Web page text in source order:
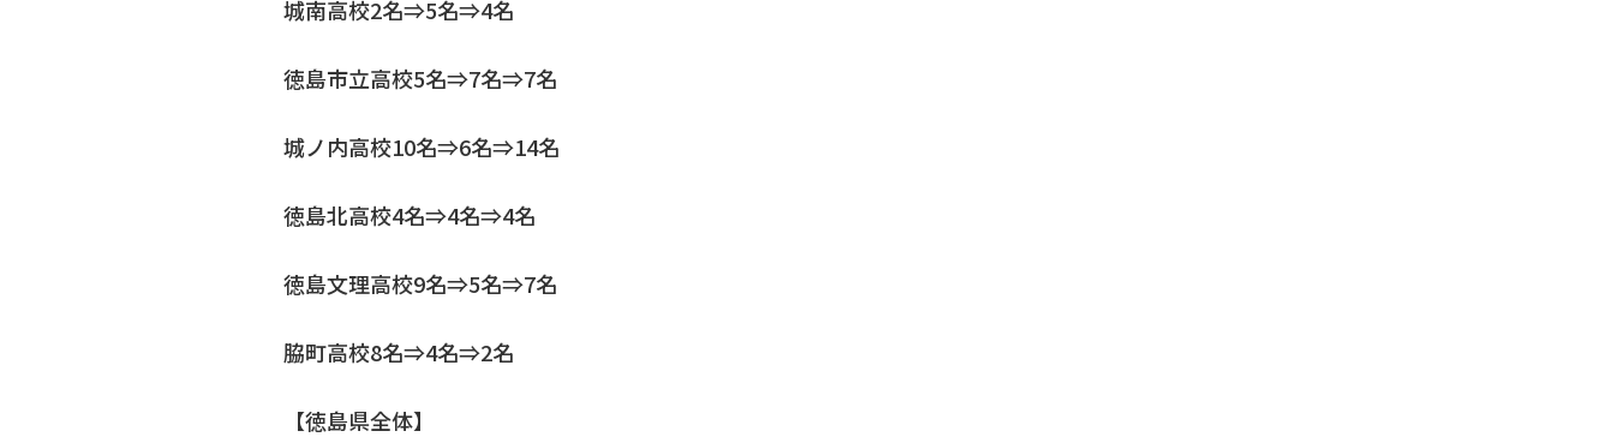
城南高校2名⇒5名⇒4名
徳島市立高校5名⇒7名⇒7名
城ノ内高校10名⇒6名⇒14名
徳島北高校4名⇒4名⇒4名
徳島文理高校9名⇒5名⇒7名
脇町高校8名⇒4名⇒2名
【徳島県全体】